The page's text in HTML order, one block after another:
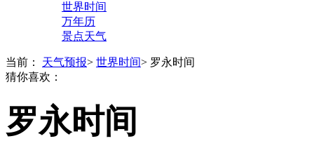
世界时间
万年历
景点天气
当前： 天气预报> 世界时间> 罗永时间
猜你喜欢：
罗永时间